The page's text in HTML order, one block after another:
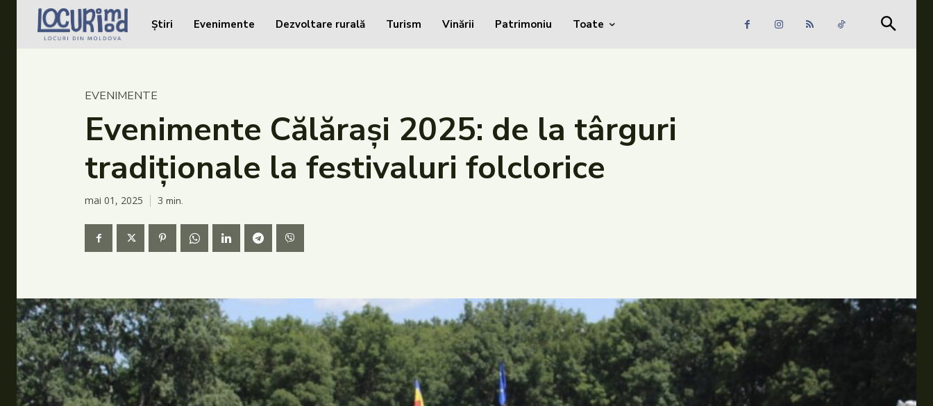
Caută în site...
Caută în site... Căutare
Dezvoltare rurală
Turism
Vinării
Patrimoniu
Produs Acasă
Știri Evenimente Dezvoltare rurală Turism Vinării Patrimoniu Toate
EVENIMENTE
Evenimente Călărași 2025: de la târguri
tradiționale la festivaluri folclorice
mai 01, 2025 3 min.